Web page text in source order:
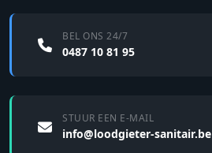
BEL ONS 24/7
0487 10 81 95
STUUR EEN E-MAIL
info@loodgieter-sanitair.be